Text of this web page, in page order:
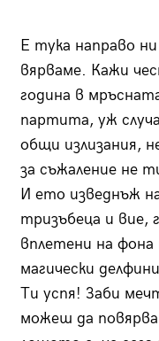
Е тука направо
вярваме. Кажи
година в
партита, уж
общи излизания,
за съжаление не
И ето изведнъж
тризъбеца и вие,
вплетени на фона
магически
Ти успя! Заби
можеш да